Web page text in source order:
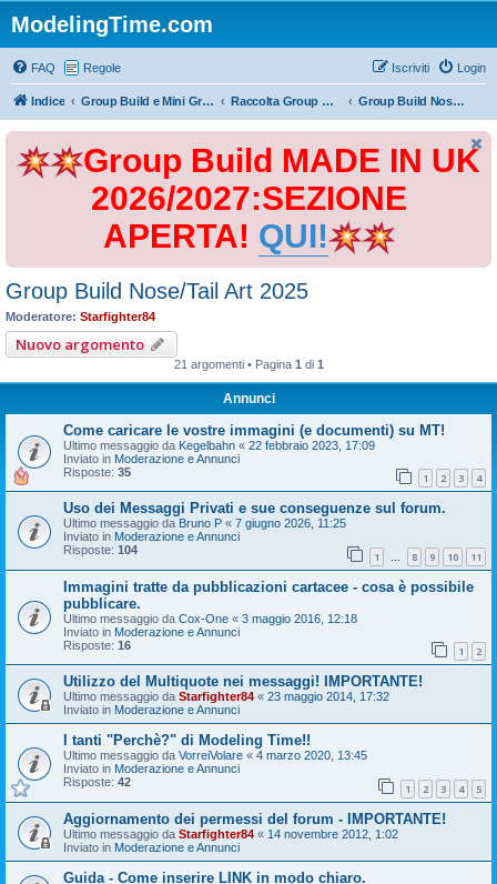
ModelingTime.com
FAQ Regole Login
Iscriviti
Indice Group Build e Mini Group Build Raccolta Group Build Group Build Nose/Tail Art 2025
Group Build MADE IN UK
2026/2027:SEZIONE
APERTA! QUI!
Group Build Nose/Tail Art 2025
Moderatore: Starfighter84
Nuovo argomento
21 argomenti • Pagina 1 di 1
Annunci
Come caricare le vostre immagini (e documenti) su MT!
Ultimo messaggio da Kegelbahn « 22 febbraio 2023, 17:09
Inviato in Moderazione e Annunci
Risposte: 35 1 2 3 4
Uso dei Messaggi Privati e sue conseguenze sul forum.
Ultimo messaggio da Bruno P « 7 giugno 2026, 11:25
Inviato in Moderazione e Annunci
Risposte: 104 1 … 8 9 10 11
Immagini tratte da pubblicazioni cartacee - cosa è possibile
pubblicare.
Ultimo messaggio da Cox-One « 3 maggio 2016, 12:18
Inviato in Moderazione e Annunci
Risposte: 16 1 2
Utilizzo del Multiquote nei messaggi! IMPORTANTE!
Ultimo messaggio da Starfighter84 « 23 maggio 2014, 17:32
Inviato in Moderazione e Annunci
I tanti "Perchè?" di Modeling Time!!
Ultimo messaggio da VorreiVolare « 4 marzo 2020, 13:45
Inviato in Moderazione e Annunci
Risposte: 42 1 2 3 4 5
Aggiornamento dei permessi del forum - IMPORTANTE!
Ultimo messaggio da Starfighter84 « 14 novembre 2012, 1:02
Inviato in Moderazione e Annunci
Guida - Come inserire LINK in modo chiaro.